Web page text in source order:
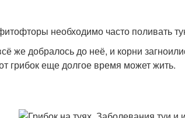
необходимо часто поливать
же добралось до неё, и корни
грибок еще долгое время может жить.